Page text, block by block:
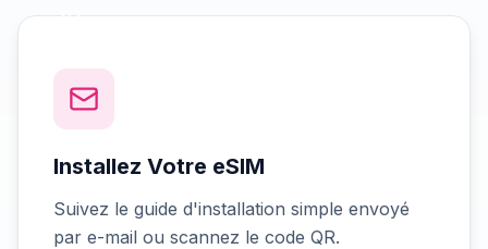
02
Installez Votre eSIM
Suivez le guide d'installation simple envoyé
par e-mail ou scannez le code QR.